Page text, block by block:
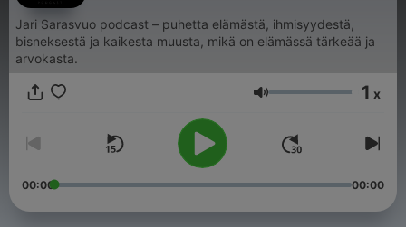
Jari Sarasvuo podcast – puhetta elämästä, ihmisyydestä,
bisneksestä ja kaikesta muusta, mikä on elämässä tärkeää ja
arvokasta.
Volym 1 x
00:00 00:00